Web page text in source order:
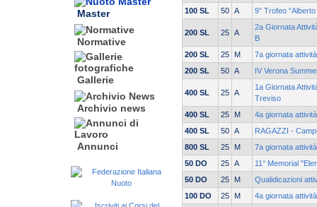
Master
Normative
Gallerie
Archivio news
Annunci
100 SL
50 A 9° Trofeo
200 SL 25 A
2a Giornata
B
200 SL
25 M
7a giornata
200 SL
50 A IV Verona
400 SL 25 A
1a Giornata
Treviso
400 SL
25 M
4a giornata
400 SL
50 A
RAGAZZI -
800 SL
25 M
7a giornata
50 DO
25 A
11° Memorial
50 DO
25 M
Qualidicazioni
100 DO
25 M
4a giornata